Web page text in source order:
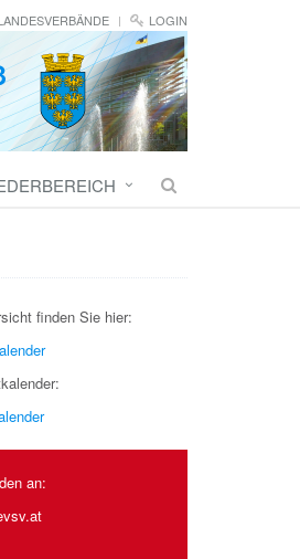
LOGIN
finden Sie hier:
an: